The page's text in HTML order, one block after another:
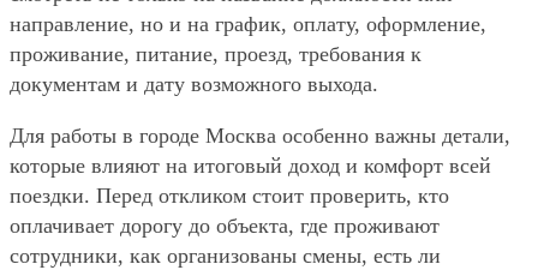
направление, но и на график, оплату, оформление,
проживание, питание, проезд, требования к
документам и дату возможного выхода.
Для работы в городе Москва особенно важны детали,
которые влияют на итоговый доход и комфорт всей
поездки. Перед откликом стоит проверить, кто
оплачивает дорогу до объекта, где проживают
сотрудники, как организованы смены, есть ли